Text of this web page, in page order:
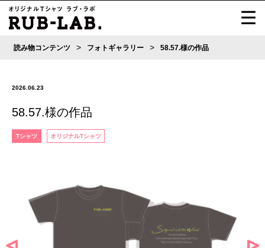
読み物コンテンツ > フォトギャラリー > 58.57.様の作品
2026.06.23
58.57.様の作品
Tシャツ オリジナルTシャツ